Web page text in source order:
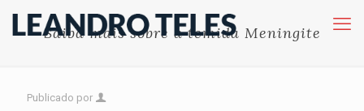
Saiba mais sobre a temida Meningite
Publicado por